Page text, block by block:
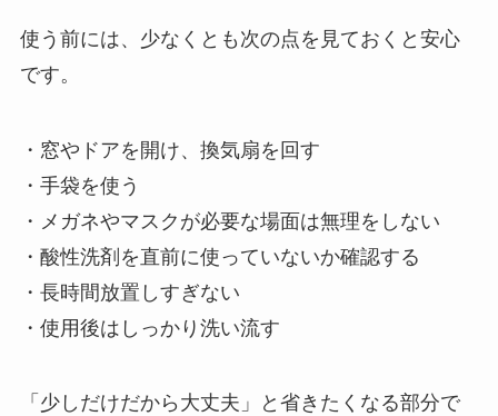
使う前には、少なくとも次の点を見ておくと安心
です。
・窓やドアを開け、換気扇を回す
・手袋を使う
・メガネやマスクが必要な場面は無理をしない
・酸性洗剤を直前に使っていないか確認する
・長時間放置しすぎない
・使用後はしっかり洗い流す
「少しだけだから大丈夫」と省きたくなる部分で